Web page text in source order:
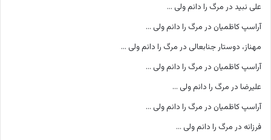
علی نبید در مرگ را دانم ولی …
آراسپ کاظمیان در مرگ را دانم ولی …
مهناز، دوستار جنابعالی در مرگ را دانم ولی …
آراسپ کاظمیان در مرگ را دانم ولی …
علیرضا در مرگ را دانم ولی …
آراسپ کاظمیان در مرگ را دانم ولی …
فرزانه در مرگ را دانم ولی …